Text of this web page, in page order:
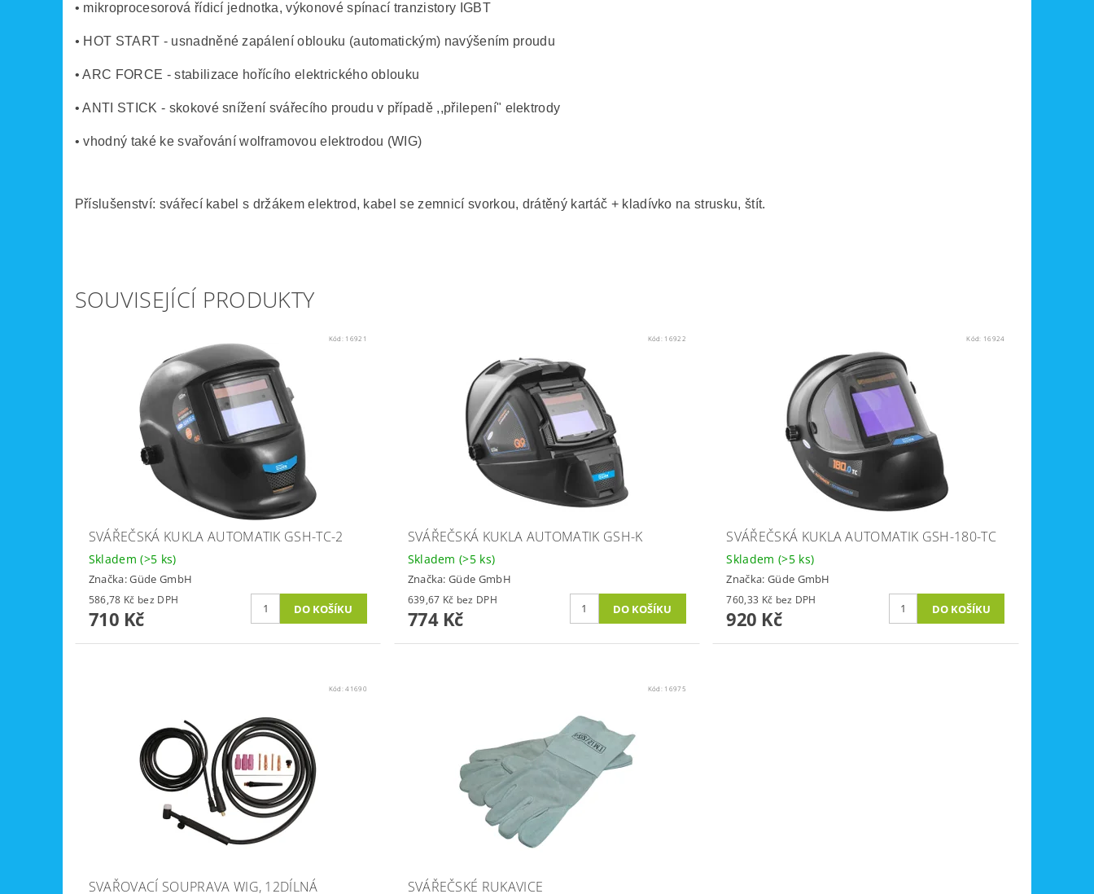
• mikroprocesorová řídicí jednotka, výkonové spínací tranzistory IGBT
• HOT START - usnadněné zapálení oblouku (automatickým) navýšením proudu
• ARC FORCE - stabilizace hořícího elektrického oblouku
• ANTI STICK - skokové snížení svářecího proudu v případě ,,přilepení" elektrody
• vhodný také ke svařování wolframovou elektrodou (WIG)
Příslušenství: svářecí kabel s držákem elektrod, kabel se zemnicí svorkou, drátěný kartáč + kladívko na strusku, štít.
SOUVISEJÍCÍ PRODUKTY
Kód: 16921
SVÁŘEČSKÁ KUKLA AUTOMATIK GSH-TC-2
Skladem(>5 ks)
Značka:Güde GmbH
586,78 Kč bez DPH
710 Kč
Kód: 16922
SVÁŘEČSKÁ KUKLA AUTOMATIK GSH-K
Skladem(>5 ks)
Značka:Güde GmbH
639,67 Kč bez DPH
774 Kč
Kód: 16924
SVÁŘEČSKÁ KUKLA AUTOMATIK GSH-180-TC
Skladem (>5 ks)
Značka: Güde GmbH
760,33 Kč bez DPH
920 Kč
Kód:41690
SVAŘOVACÍ SOUPRAVA WIG, 12DÍLNÁ
Kód: 16975
SVÁŘEČSKÉ RUKAVICE